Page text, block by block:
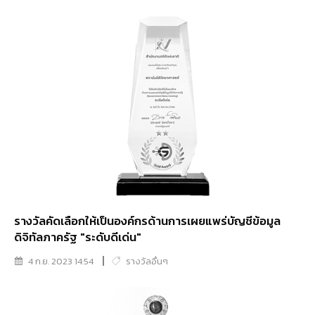
รางวัลคัดเลือกให้เป็นองค์กรด้านการเผยแพร่บัญชีข้อมูล
ดิจิทัลภาครัฐ "ระดับดีเด่น"
4 ก.ย. 2023 14:54 รางวัลอื่นๆ